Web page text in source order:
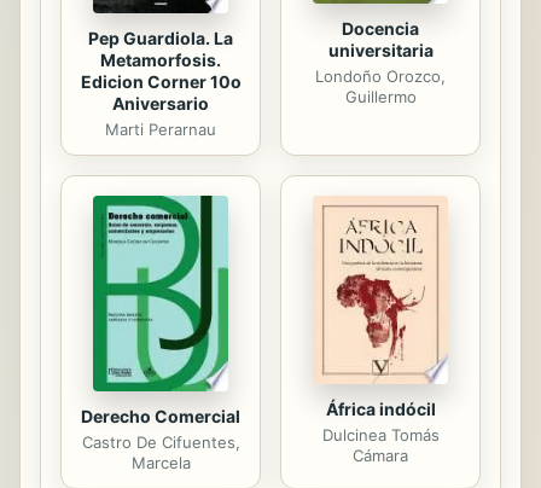
Pep Guardiola. La
Metamorfosis.
Edicion Corner 10o
Aniversario
Marti Perarnau
Docencia
universitaria
Londoño Orozco,
Guillermo
Derecho Comercial
Castro De Cifuentes,
Marcela
África indócil
Dulcinea Tomás
Cámara